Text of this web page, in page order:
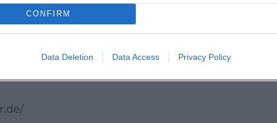
CONFIRM
Data Deletion Data Access Privacy Policy